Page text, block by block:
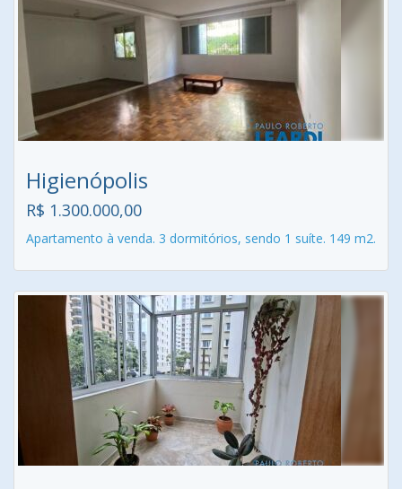
Higienópolis
R$ 1.300.000,00
Apartamento à venda. 3 dormitórios, sendo 1 suíte. 149 m2.